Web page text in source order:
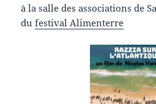
à la salle des associations de
dufestival Alimenterre